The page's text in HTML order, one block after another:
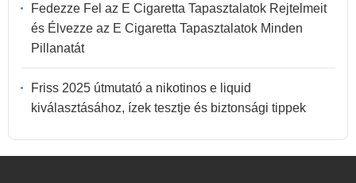
Fedezze Fel az E Cigaretta Tapasztalatok Rejtelmeit
és Élvezze az E Cigaretta Tapasztalatok Minden
Pillanatát
Friss 2025 útmutató a nikotinos e liquid
kiválasztásához, ízek tesztje és biztonsági tippek